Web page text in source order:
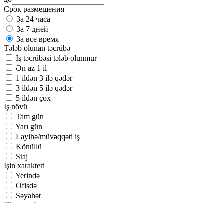
Срок размещения
За 24 часа
За 7 дней
За все время
Tələb olunan təcrübə
İş təcrübəsi tələb olunmur
Ən az 1 il
1 ildən 3 ilə qədər
3 ildən 5 ilə qədər
5 ildən çox
İş növü
Tam gün
Yarı gün
Layihə/müvəqqəti iş
Könüllü
Staj
İşin xarakteri
Yerində
Ofisdə
Səyahət